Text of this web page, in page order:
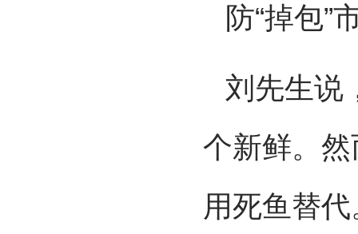
防“掉包”
刘先生说
个新鲜。然
用死鱼替